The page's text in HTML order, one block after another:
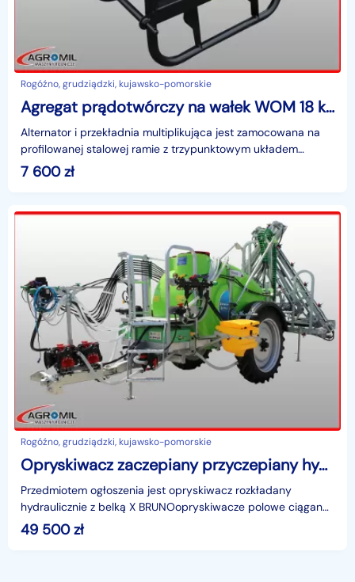
Rogóźno, grudziądzki, kujawsko-pomorskie
Agregat prądotwórczy na wałek WOM 18 kVA 14.4 KW od ręki
Alternator i przekładnia multiplikująca jest zamocowana na
profilowanej stalowej ramie z trzypunktowym układem
zawieszenia.Agregat napędzany wałkiem odbioru moc
7 600zł
Rogóźno, grudziądzki, kujawsko-pomorskie
Opryskiwacz zaczepiany przyczepiany hydrauliczny Bruno belka
Przedmiotem ogłoszenia jest opryskiwacz rozkładany
hydraulicznie z belką X BRUNOopryskiwacze polowe ciągane
zostały zaprojektowane, zbudowane i przystosowane do
49 500zł